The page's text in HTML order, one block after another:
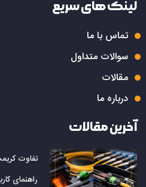
لینک های سریع
تماس با ما
سوالات متداول
مقالات
درباره ما
آخرین مقالات
تفاوت
راهنمای